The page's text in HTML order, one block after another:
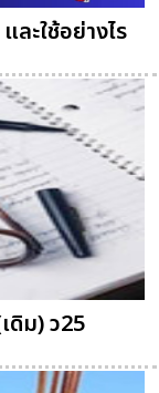
ละใช้อย่างไร
ดิม) ว25